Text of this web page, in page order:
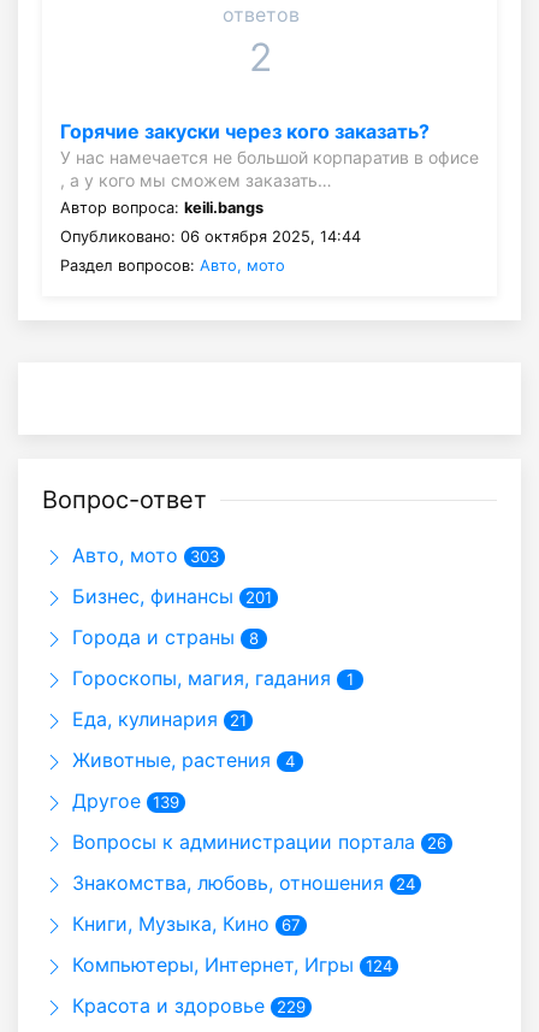
ответов
2
Горячие закуски через кого заказать?
У нас намечается не большой корпаратив в офисе
, а у кого мы сможем заказать…
Автор вопроса: keili.bangs
Опубликовано: 06 октября 2025, 14:44
Раздел вопросов: Авто, мото
Вопрос-ответ
Авто, мото 303
Бизнес, финансы 201
Города и страны 8
Гороскопы, магия, гадания 1
Еда, кулинария 21
Животные, растения 4
Другое 139
Вопросы к администрации портала 26
Знакомства, любовь, отношения 24
Книги, Музыка, Кино 67
Компьютеры, Интернет, Игры 124
Красота и здоровье 229